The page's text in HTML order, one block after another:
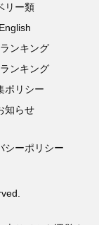
リー類
English
ンキング
ンキング
ポリシー
知らせ
シーポリシー